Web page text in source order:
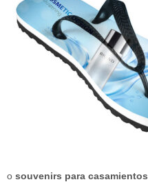
o souvenirs para casamientos